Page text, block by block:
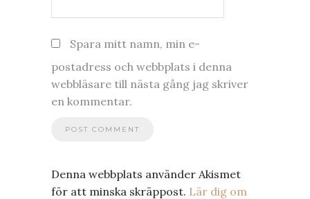
Spara mitt namn, min e-
postadress och webbplats i denna
webbläsare till nästa gång jag skriver
en kommentar.
Denna webbplats använder Akismet
för att minska skräppost. Lär dig om